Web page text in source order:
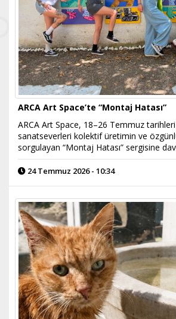
ARCA Art Space’te “Montaj Hatası”
ARCA Art Space, 18–26 Temmuz tarihleri
sanatseverleri kolektif üretimin ve
sorgulayan “Montaj Hatası” sergisine
24 Temmuz 2026 - 10:34